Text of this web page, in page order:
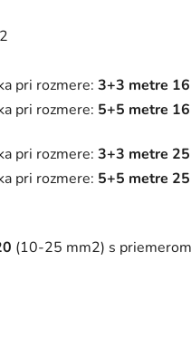
pri rozmere: 3+3 metre
pri rozmere: 5+5 metre
pri rozmere: 3+3 metre
pri rozmere: 5+5 metre
(10-25 mm2) s